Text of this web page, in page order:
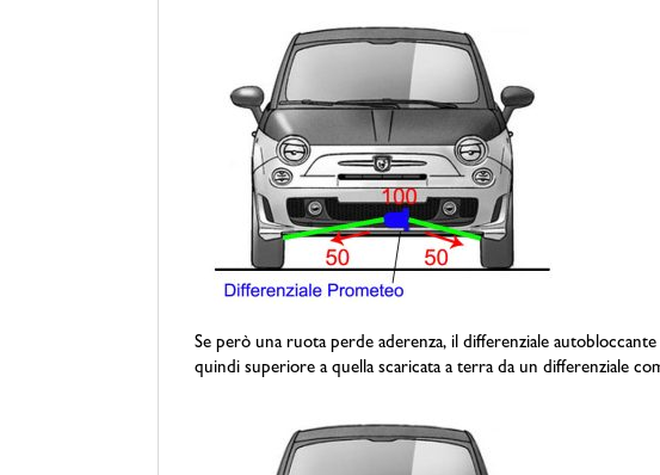
Se però una ruota perde aderenza, il differenziale
quindi superiore a quella scaricata a terra da un differenziale